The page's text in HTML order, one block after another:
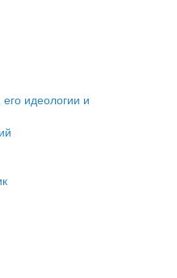
проектирования
идеологии и